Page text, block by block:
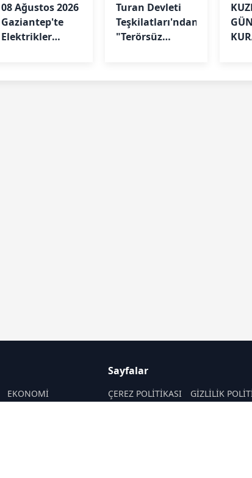
08 Ağustos 2026
Gaziantep'te
Elektrikler
Turan Devleti
Teşkilatları'ndan
"Terörsüz
EKONOMİ
Sayfalar
ÇEREZ POLİTİKASI
GİZLİLİK